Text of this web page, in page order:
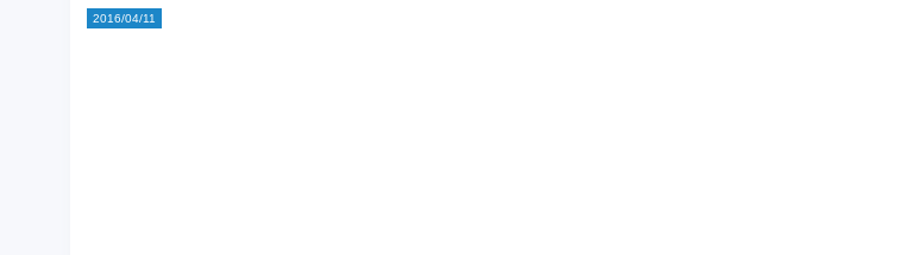
2016/04/11